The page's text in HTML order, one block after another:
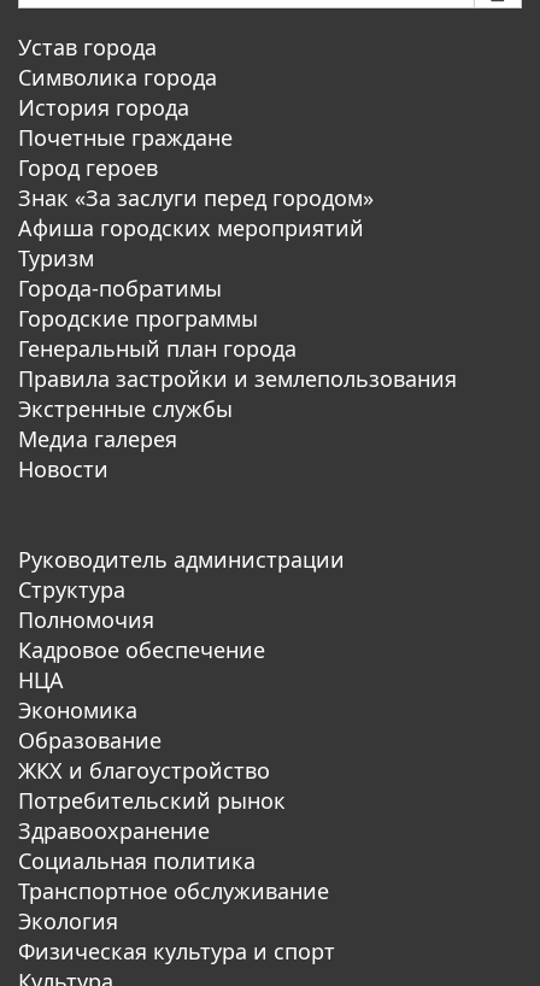
Устав города
Символика города
История города
Почетные граждане
Город героев
Знак «За заслуги перед городом»
Афиша городских мероприятий
Туризм
Города-побратимы
Городские программы
Генеральный план города
Правила застройки и землепользования
Экстренные службы
Медиа галерея
Новости
Руководитель администрации
Структура
Полномочия
Кадровое обеспечение
НЦА
Экономика
Образование
ЖКХ и благоустройство
Потребительский рынок
Здравоохранение
Социальная политика
Транспортное обслуживание
Экология
Физическая культура и спорт